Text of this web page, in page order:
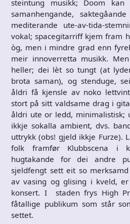
steintung musikk; Doom
samanhengande,
mediterande ute-av-tida-
vokal; spacegitarriff kjem fram
òg, men i mindre grad enn
meir innoverretta musikk.
heller; dei lèt so tungt (at
brota saman), og stenduge,
åldri få kjensle av noko
stort på sitt valdsame drag i
åldri ute or ledd, minimalistisk;
ikkje sokalla ambient, dvs.
uttrykk (obs! gjeld ikkje Furze).
folk framfør Klubbscena i
hugtakande for dei andre
sjeldfengt sett eit so
av vasing og glising i kveld,
konsert. I staden frys High
fåtallige publikum som står
settet.